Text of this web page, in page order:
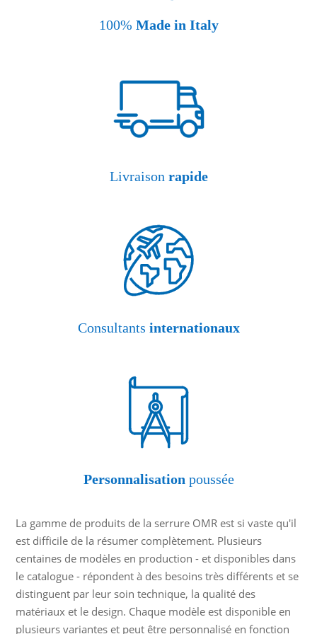
100% Made in Italy
Livraison rapide
Consultants internationaux
Personnalisation poussée
La gamme de produits de la serrure OMR est si vaste qu'il
est difficile de la résumer complètement. Plusieurs
centaines de modèles en production - et disponibles dans
le catalogue - répondent à des besoins très différents et se
distinguent par leur soin technique, la qualité des
matériaux et le design. Chaque modèle est disponible en
plusieurs variantes et peut être personnalisé en fonction